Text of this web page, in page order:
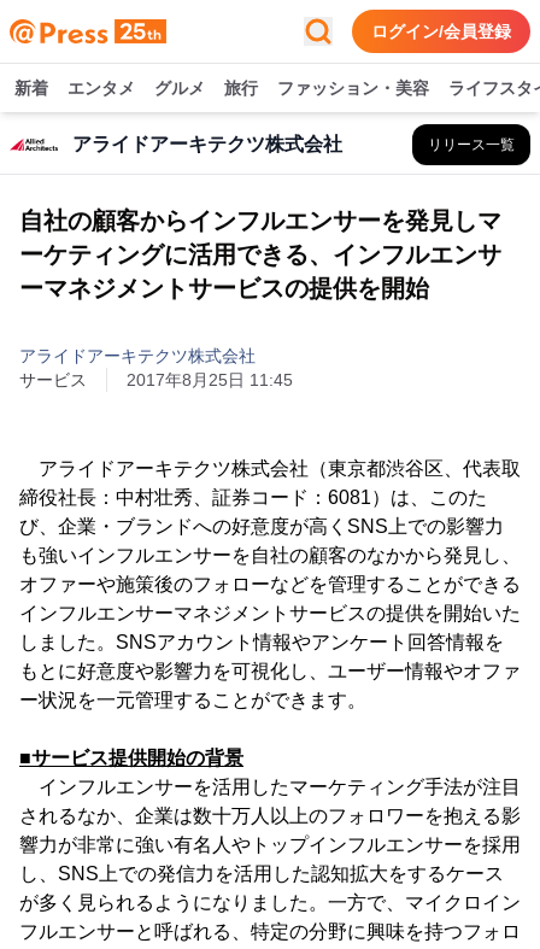
ログイン/会員登録
新着 エンタメ グルメ 旅行 ファッション・美容 ライフスタ
アライドアーキテクツ株式会社 リリース一覧
自社の顧客からインフルエンサーを発見しマ
ーケティングに活用できる、インフルエンサ
ーマネジメントサービスの提供を開始
アライドアーキテクツ株式会社
サービス
2017年8月25日 11:45
アライドアーキテクツ株式会社（東京都渋谷区、代表取
締役社長：中村壮秀、証券コード：6081）は、このた
び、企業・ブランドへの好意度が高くSNS上での影響力
も強いインフルエンサーを自社の顧客のなかから発見し、
オファーや施策後のフォローなどを管理することができる
インフルエンサーマネジメントサービスの提供を開始いた
しました。SNSアカウント情報やアンケート回答情報を
もとに好意度や影響力を可視化し、ユーザー情報やオファ
ー状況を一元管理することができます。
■サービス提供開始の背景
インフルエンサーを活用したマーケティング手法が注目
されるなか、企業は数十万人以上のフォロワーを抱える影
響力が非常に強い有名人やトップインフルエンサーを採用
し、SNS上での発信力を活用した認知拡大をするケース
が多く見られるようになりました。一方で、マイクロイン
フルエンサーと呼ばれる、特定の分野に興味を持つフォロ